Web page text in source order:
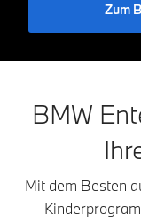
Zum
BMW
Mit dem Besten